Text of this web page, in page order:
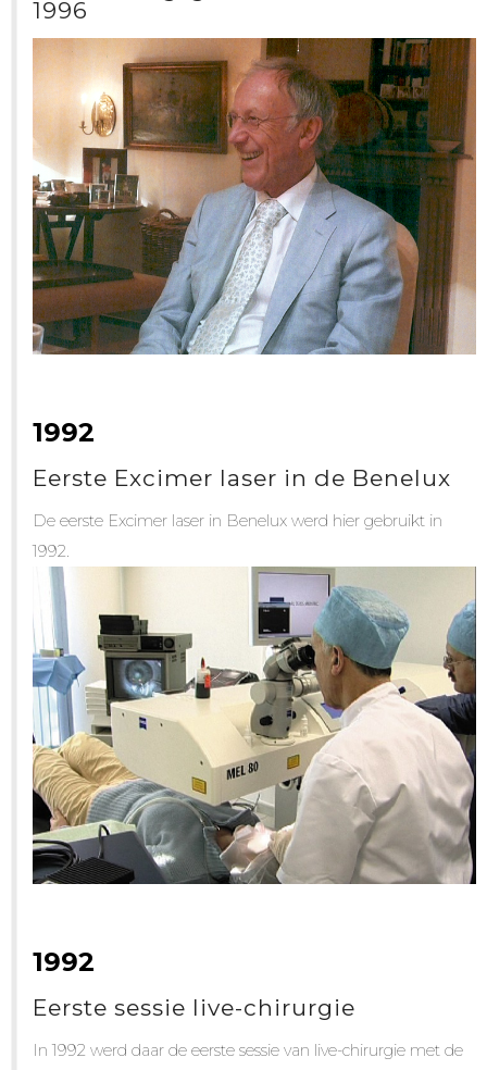
1996
1992
Eerste Excimer laser in de Benelux
De eerste Excimer laser in Benelux werd hier gebruikt in
1992.
1992
Eerste sessie live-chirurgie
In 1992 werd daar de eerste sessie van live-chirurgie met de